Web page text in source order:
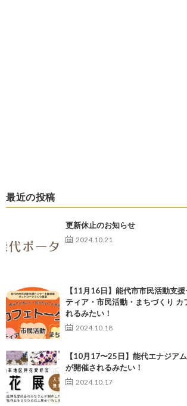
最近の投稿
更新休止のお知らせ
2024.10.21
【11月16日】能代市市民活動支
ティア・市民活動・まちづくり カ
れるみたい！
2024.10.18
【10月17〜25日】能代エナジア
が開催されるみたい！
2024.10.17